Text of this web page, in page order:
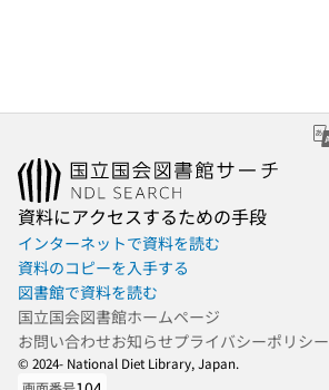
資料にアクセスするための手段
インターネットで資料を読む
資料のコピーを入手する
図書館で資料を読む
国立国会図書館ホームページ
お問い合わせお知らせプライバシーポリシー
© 2024- National Diet Library, Japan.